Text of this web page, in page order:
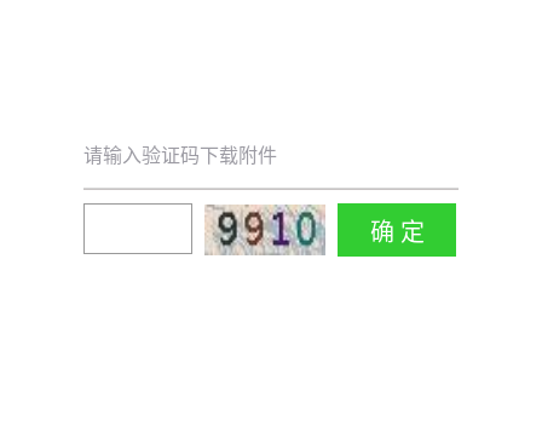
请输入验证码下载附件